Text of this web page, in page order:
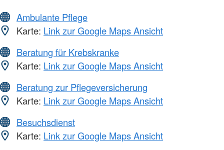
Ambulante Pflege
Karte: Link zur Google Maps Ansicht
Beratung für Krebskranke
Karte: Link zur Google Maps Ansicht
Beratung zur Pflegeversicherung
Karte: Link zur Google Maps Ansicht
Besuchsdienst
Karte: Link zur Google Maps Ansicht